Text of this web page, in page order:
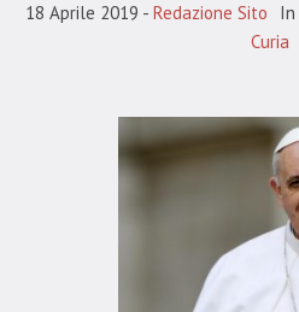
18 Aprile 2019 Redazione Sito In
Curia